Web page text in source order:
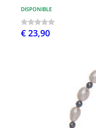
DISPONIBLE
€ 23,90